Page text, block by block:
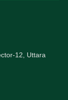
12, Uttara